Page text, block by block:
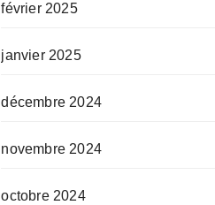
février 2025
janvier 2025
décembre 2024
novembre 2024
octobre 2024